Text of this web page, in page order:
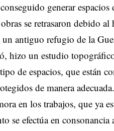
conseguido generar
se retrasaron debido
un antiguo refugio de la
hizo un estudio
de espacios, que están
de manera
en los trabajos, que ya
se efectúa en